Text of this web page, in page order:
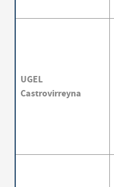
UGEL
Castrovirreyna